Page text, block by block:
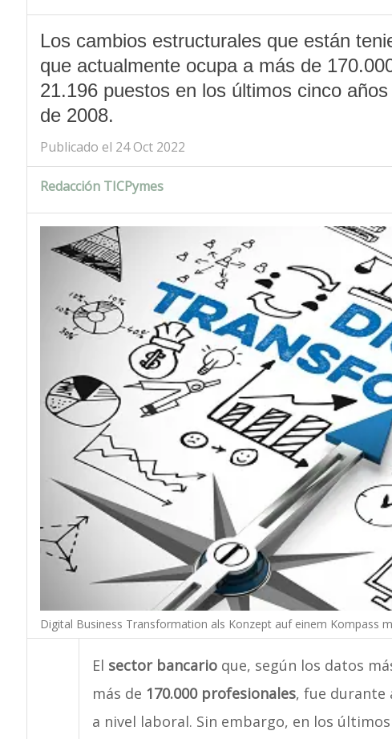
Los cambios estructurales que están
que actualmente ocupa a más de
21.196 puestos en los últimos cinco
de 2008.
Publicado el 24 Oct 2022
Redacción TICPymes
Digital Business Transformation als Konzept auf einem Kompass
El sector bancarioque, según los datos
más de 170.000 profesionales, fue durante
a nivel laboral. Sin embargo, en los